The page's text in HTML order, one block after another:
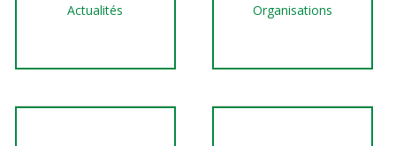
Actualités Organisations